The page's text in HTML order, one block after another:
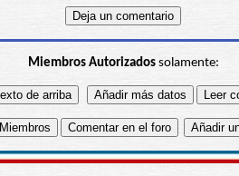
Miembros Autorizadossolamente: